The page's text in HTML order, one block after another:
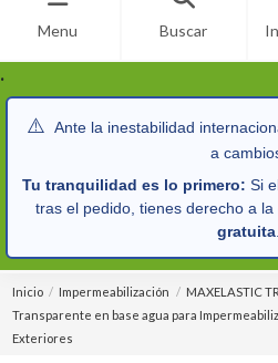
Menu Buscar
.
⚠️ Ante la inestabilidad
a
Tu tranquilidad es lo primero: Si
tras el pedido, tienes derecho a la
gratuita.
Inicio Impermeabilización
MAXELASTIC
Transparente en base agua para
Exteriores